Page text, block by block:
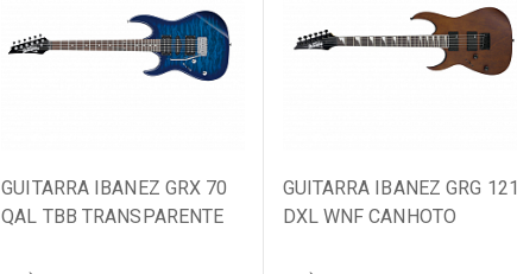
Acessórios
Bancos
Baquetas
Pedais de Bumbo
Capas / Cases
GUITARRA IBANEZ GRX 70
QAL TBB TRANSPARENTE
GUITARRA IBANEZ GRG 121
DXL WNF CANHOTO